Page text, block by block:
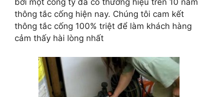
bởi một công ty đã có thương hiệu trên 10 năm
thông tắc cống hiện nay. Chúng tôi cam kết
thông tắc cống 100% triệt để làm khách hàng
cảm thấy hài lòng nhất